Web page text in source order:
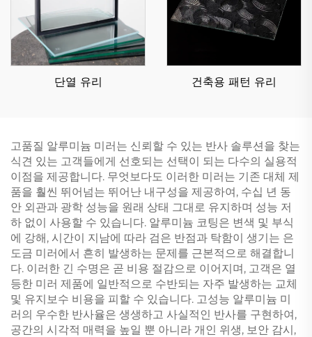
단열 유리 건축용 패턴 유리
고품질 알루미늄 미러는 신뢰할 수 있는 반사 솔루션을 찾는
식견 있는 고객들에게 선호되는 선택이 되는 다수의 실용적
이점을 제공합니다. 무엇보다도 이러한 미러는 기존 대체 제
품을 훨씬 뛰어넘는 뛰어난 내구성을 제공하여, 수십 년 동
안 외관과 광학 성능을 원래 상태 그대로 유지하며 성능 저
하 없이 사용할 수 있습니다. 알루미늄 코팅은 변색 및 부식
에 강해, 시간이 지남에 따라 검은 반점과 탁함이 생기는 은
도금 미러에서 흔히 발생하는 문제를 근본적으로 해결합니
다. 이러한 긴 수명은 곧 비용 절감으로 이어지며, 고객은 열
등한 미러 제품에 일반적으로 수반되는 자주 발생하는 교체
및 유지보수 비용을 피할 수 있습니다. 고성능 알루미늄 미
러의 우수한 반사율은 생생하고 사실적인 반사를 구현하여,
공간의 시각적 매력을 높일 뿐 아니라 개인 위생, 보안 감시,